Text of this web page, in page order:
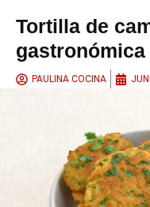
Tortilla de
PAULINA COCINA